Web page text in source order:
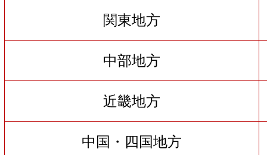
関東地方
中部地方
近畿地方
中国・四国地方